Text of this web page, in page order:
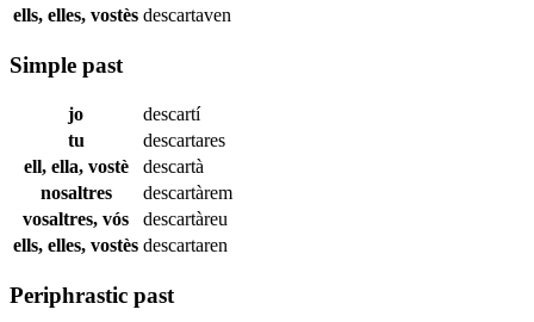
ells, elles, vostès descartaven
Simple past
jo
descartí
tu
descartares
ell, ella, vostè
descartà
nosaltres
descartàrem
vosaltres, vós
descartàreu
ells, elles, vostès descartaren
Periphrastic past